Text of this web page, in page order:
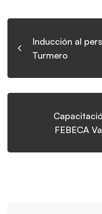
Inducción al
Turmero
FEBECA